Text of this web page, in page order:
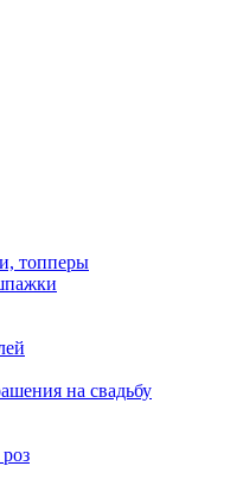
топперы
на свадьбу